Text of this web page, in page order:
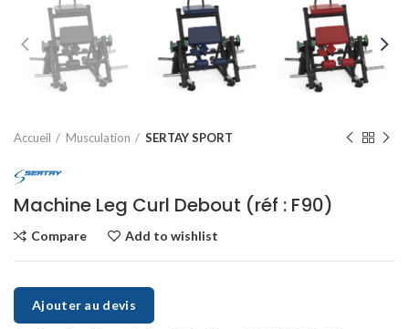
Accueil Musculation SERTAY SPORT
Machine Leg Curl Debout (réf : F90)
Compare Add to wishlist
Ajouter au devis